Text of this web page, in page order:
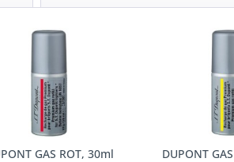
GAS ROT, 30ml DUPONT